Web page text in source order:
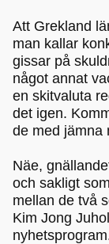
Att Grekland
man kallar
gissar på
något annat
en skitvaluta
det igen.
de med jämna
Näe,
och sakligt
mellan de två
Kim Jong